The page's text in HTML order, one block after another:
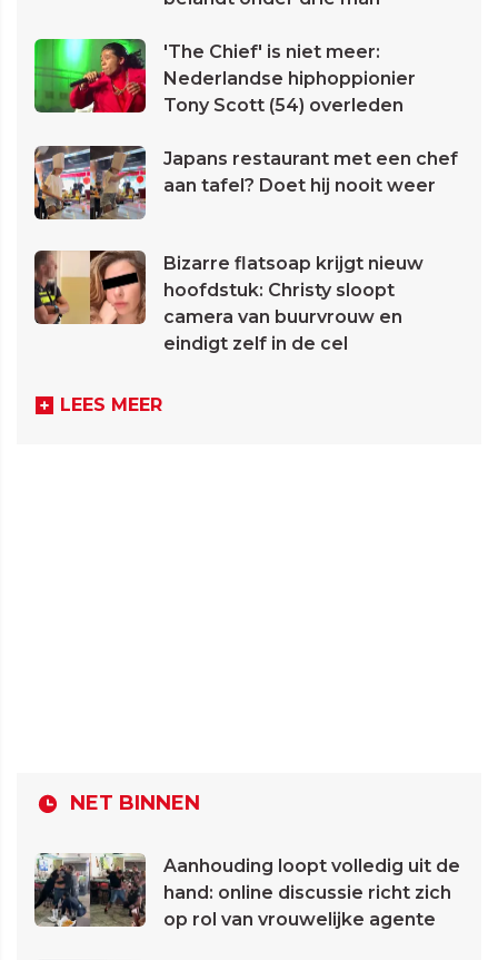
'The Chief' is niet meer:
Nederlandse hiphoppionier
Tony Scott (54) overleden
Japans restaurant met een chef
aan tafel? Doet hij nooit weer
Bizarre flatsoap krijgt nieuw
hoofdstuk: Christy sloopt
camera van buurvrouw en
eindigt zelf in de cel
LEES MEER
NET BINNEN
Aanhouding loopt volledig uit de
hand: online discussie richt zich
op rol van vrouwelijke agente